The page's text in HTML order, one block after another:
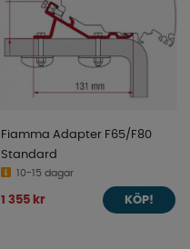
Fiamma Adapter F65/F80
Standard
10-15 dagar
1 355 kr KÖP!